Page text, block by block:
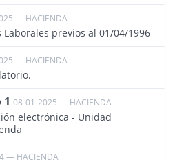
— HACIENDA
previos al 01/04/1996
— HACIENDA
08-01-2025 — HACIENDA
electrónica - Unidad
— HACIENDA